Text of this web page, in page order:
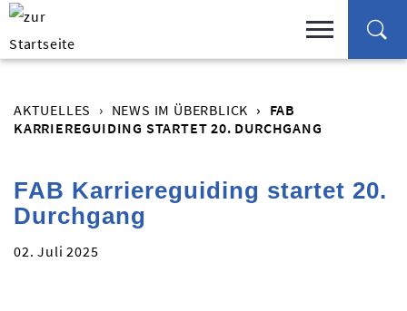
AKTUELLES NEWS IM ÜBERBLICK
FAB
KARRIEREGUIDING STARTET 20. DURCHGANG
FAB Karriereguiding startet 20.
Durchgang
02. Juli 2025